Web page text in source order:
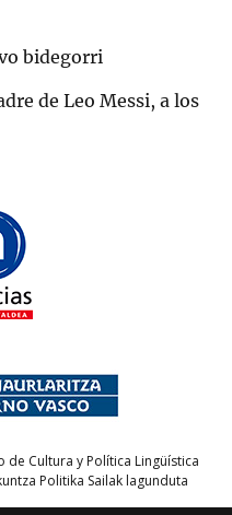
bidegorri
de Leo Messi, a los
Cultura y Política Lingüística
Politika Sailak lagunduta